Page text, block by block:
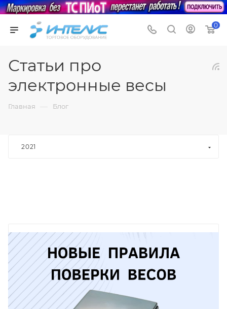
0
Статьи про
электронные весы
Главная — Блог
2021